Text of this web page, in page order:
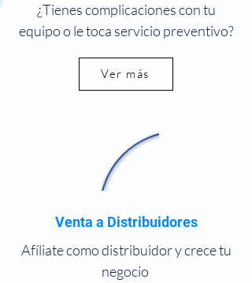
¿Tienes complicaciones con tu
equipo o le toca servicio preventivo?
Ver más
Venta a Distribuidores
Afíliate como distribuidor y crece tu
negocio